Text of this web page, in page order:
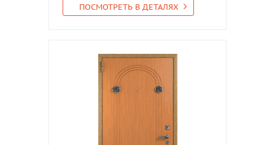
ПОСМОТРЕТЬ В ДЕТАЛЯХ